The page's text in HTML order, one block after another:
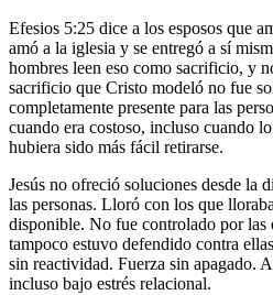
Efesios 5:25 dice a los esposos que
amó a la iglesia y se entregó a sí
hombres leen eso como sacrificio, y
sacrificio que Cristo modeló no fue
completamente presente para las
cuando era costoso, incluso cuando
hubiera sido más fácil retirarse.
Jesús no ofreció soluciones desde la
las personas. Lloró con los que
disponible. No fue controlado por las
tampoco estuvo defendido contra
sin reactividad. Fuerza sin apagado.
incluso bajo estrés relacional.